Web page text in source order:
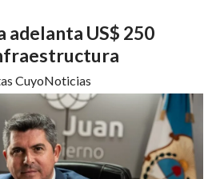
adelanta US$ 250
CuyoNoticias